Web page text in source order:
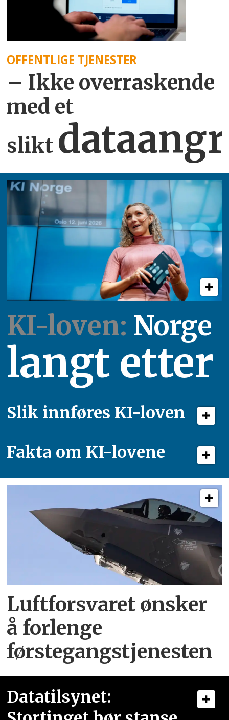
OFFENTLIGE TJENESTER
– Ikke overraskende
med et
slikt
KI-loven: Norge
langt etter
Slik innføres KI-loven
Fakta om KI-lovene
Luftforsvaret ønsker
å forlenge
førstegangstjenesten
Datatilsynet: